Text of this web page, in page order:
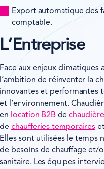
Export automatique des
comptable.
L’Entreprise
Face aux enjeux climatiques
l’ambition de réinventer la
innovantes et performantes
et l’environnement.
en location B2B de
de chaufferies temporaires
Elles sont utilisées le temps
de besoins de chauffage et/
sanitaire. Les équipes